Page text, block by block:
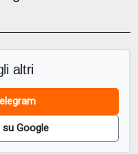
altri
Google